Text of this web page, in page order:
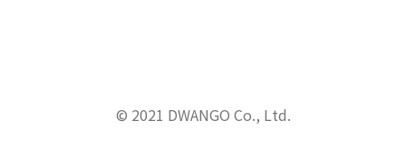
© 2021 DWANGO Co., Ltd.